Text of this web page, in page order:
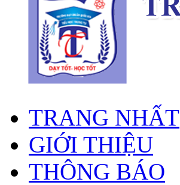
TRANG NHẤT
GIỚI THIỆU
THÔNG BÁO